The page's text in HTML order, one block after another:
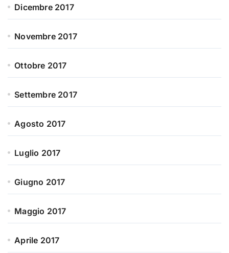
Dicembre 2017
Novembre 2017
Ottobre 2017
Settembre 2017
Agosto 2017
Luglio 2017
Giugno 2017
Maggio 2017
Aprile 2017